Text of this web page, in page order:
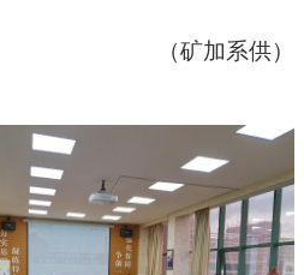
（矿加系供）